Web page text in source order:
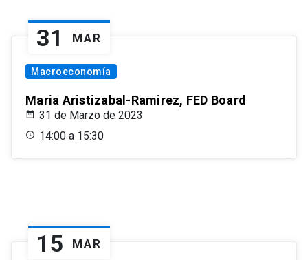
31 MAR
Macroeconomía
Maria Aristizabal-Ramirez, FED Board
31 de Marzo de 2023
14:00 a 15:30
15 MAR